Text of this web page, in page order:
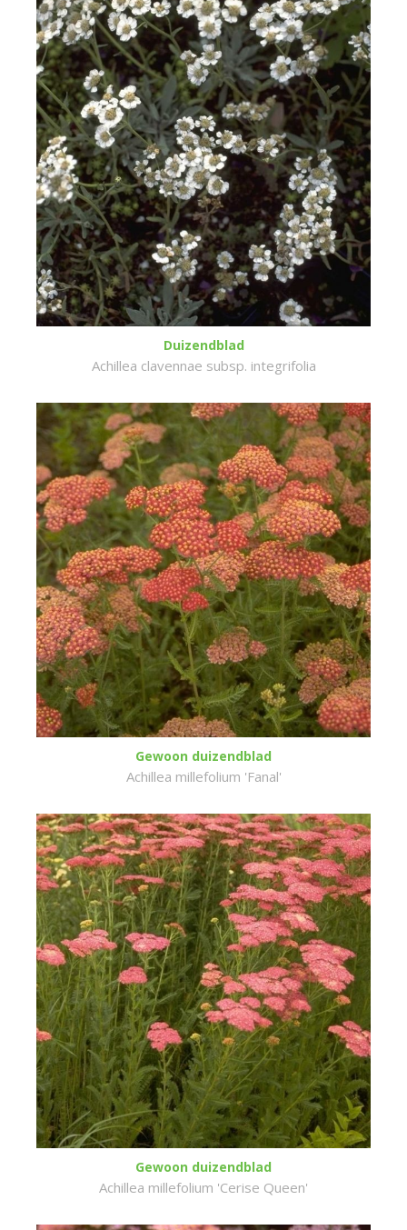
Duizendblad
Achillea clavennae subsp. integrifolia
Gewoon duizendblad
Achillea millefolium 'Fanal'
Gewoon duizendblad
Achillea millefolium 'Cerise Queen'